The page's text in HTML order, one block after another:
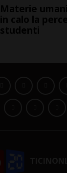
Materie
in calo la
studenti